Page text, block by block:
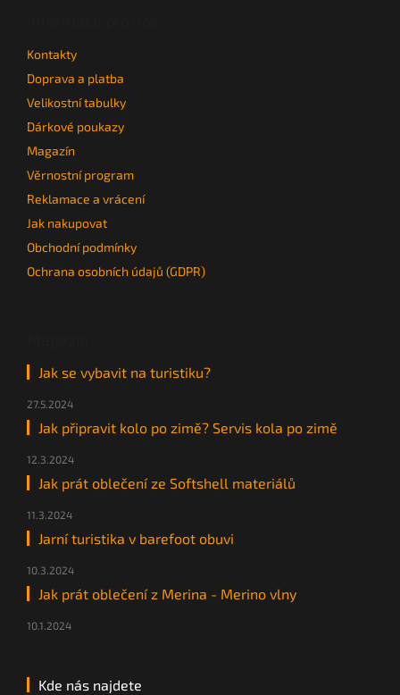
Kontakty
Doprava a platba
Velikostní tabulky
Dárkové poukazy
Magazín
Věrnostní program
Reklamace a vrácení
Jak nakupovat
Obchodní podmínky
Ochrana osobních údajů (GDPR)
Jak se vybavit na turistiku?
27.5.2024
Jak připravit kolo po zimě? Servis kola po zimě
12.3.2024
Jak prát oblečení ze Softshell materiálů
11.3.2024
Jarní turistika v barefoot obuvi
10.3.2024
Jak prát oblečení z Merina - Merino vlny
10.1.2024
Kde nás najdete